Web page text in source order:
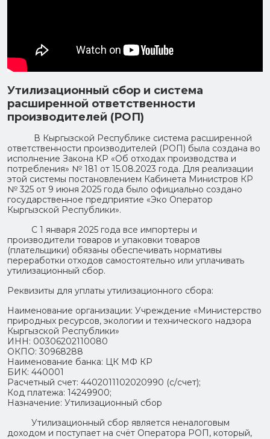
interact
with
content.
Утилизационный сбор и система
расширенной ответственности
производителей (РОП)
В Кыргызской Республике система расширенной
ответственности производителей (РОП) была создана во
исполнение Закона КР «Об отходах производства и
потребления» № 181 от 15.08.2023 года. Для реализации
этой системы постановлением Кабинета Министров КР
№ 325 от 9 июня 2025 года было официально создано
государственное предприятие «Эко Оператор
Кыргызской Республики».
С 1 января 2025 года все импортеры и
производители товаров и упаковки товаров
(плательщики) обязаны обеспечивать нормативы
переработки отходов самостоятельно или уплачивать
утилизационный сбор.
Реквизиты для уплаты утилизационного сбора:
Наименование организации: Учреждение «Министерство
природных ресурсов, экологии и технического надзора
Кыргызской Республики»
ИНН: 00306202110080
ОКПО: 30968288
Наименование банка: ЦК МФ КР
БИК: 440001
Расчетный счет: 4402011102020990 (с/счет);
Код платежа: 14249900;
Назначение: Утилизационный сбор
Утилизационный сбор является неналоговым
доходом и поступает на счёт Оператора РОП, который,